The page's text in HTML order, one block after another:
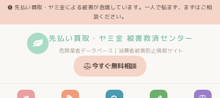
先払い買取・ヤミ金による被害が急増しています。一人で悩まず、まずはご相
談ください。
先払い買取・ヤミ金 被害救済センター
危険業者データベース｜消費者被害防止情報サイト
今すぐ無料相談